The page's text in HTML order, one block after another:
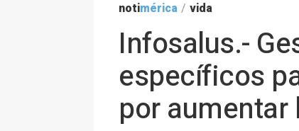
notimérica / vida
Infosalus.-
específicos
por